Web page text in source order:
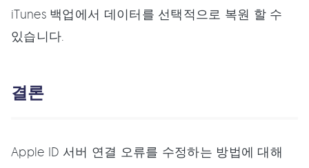
iTunes 백업에서 데이터를 선택적으로 복원 할 수
있습니다.
결론
Apple ID 서버 연결 오류를 수정하는 방법에 대해